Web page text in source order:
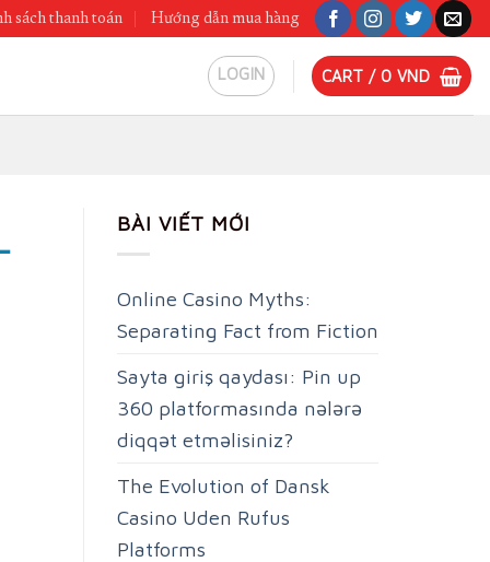
sách thanh toán Hướng dẫn mua hàng
LOGIN CART / 0 VND
BÀI VIẾT MỚI
Online Casino Myths:
Separating Fact from Fiction
Sayta giriş qaydası: Pin up
360 platformasında nələrə
diqqət etməlisiniz?
The Evolution of Dansk
Casino Uden Rufus
Platforms